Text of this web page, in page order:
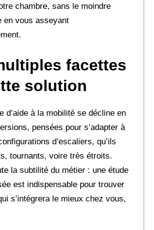
chambre, sans le moindre
en vous asseyant
facettes
solution
d’aide à la mobilité se décline en
pensées pour s’adapter à
d’escaliers, qu’ils
tournants, voire très étroits.
la subtilité du métier : une étude
est indispensable pour trouver
s’intégrera le mieux chez vous,